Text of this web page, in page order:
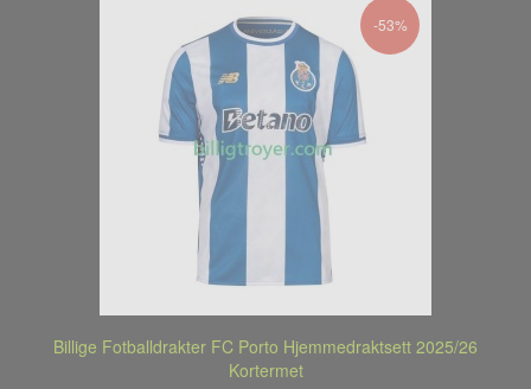
-53%
Billige Fotballdrakter FC Porto Hjemmedraktsett 2025/26
Kortermet